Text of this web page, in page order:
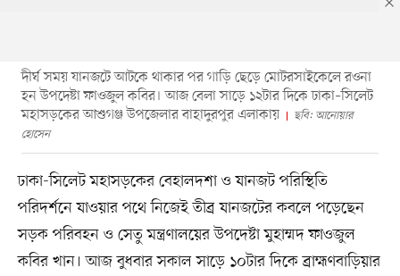
দীর্ঘ সময় যানজটে আটকে থাকার পর গাড়ি ছেড়ে মোটরসাইকেলে রওনা
হন উপদেষ্টা ফাওজুল কবির। আজ বেলা সাড়ে ১২টার দিকে ঢাকা–সিলেট
মহাসড়কের আশুগঞ্জ উপজেলার বাহাদুরপুর এলাকায়
ছবি: আনোয়ার
হোসেন
ঢাকা-সিলেট মহাসড়কের বেহালদশা ও যানজট পরিস্থিতি
পরিদর্শনে যাওয়ার পথে নিজেই তীব্র যানজটের কবলে পড়েছেন
সড়ক পরিবহন ও সেতু মন্ত্রণালয়ের উপদেষ্টা মুহাম্মদ ফাওজুল
কবির খান। আজ বুধবার সকাল সাড়ে ১০টার দিকে ব্রাহ্মণবাড়িয়ার